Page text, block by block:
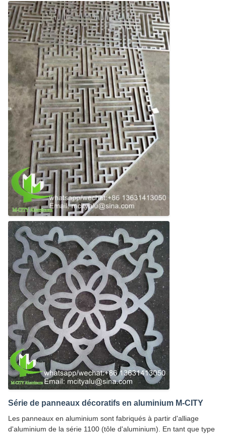
Série de panneaux décoratifs en aluminium M-CITY
Les panneaux en aluminium sont fabriqués à partir d'alliage
d'aluminium de la série 1100 (tôle d'aluminium). En tant que type